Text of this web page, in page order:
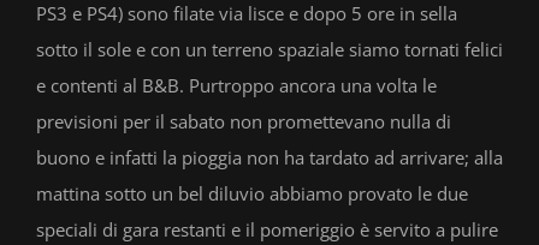
PS3 e PS4) sono filate via lisce e dopo 5 ore in sella
sotto il sole e con un terreno spaziale siamo tornati felici
e contenti al B&B. Purtroppo ancora una volta le
previsioni per il sabato non promettevano nulla di
buono e infatti la pioggia non ha tardato ad arrivare; alla
mattina sotto un bel diluvio abbiamo provato le due
speciali di gara restanti e il pomeriggio è servito a pulire